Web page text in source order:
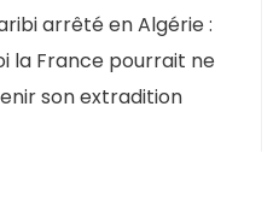
arrêté en Algérie :
la France pourrait ne
son extradition